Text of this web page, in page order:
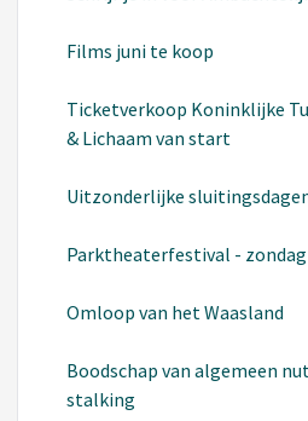
Films juni te koop
Ticketverkoop Koninklijke
& Lichaam van start
Uitzonderlijke
Parktheaterfestival - zondag
Omloop van het Waasland
Boodschap van algemeen
stalking